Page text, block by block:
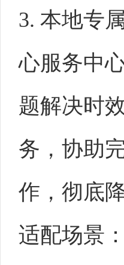
3. 本地专
心服务中
题解决时
务，协助
作，彻底
适配场景